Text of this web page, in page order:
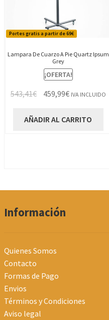
Portes gratis a partir de 69€
Lampara De Cuarzo A Pie Quartz Ipsum
Grey
¡OFERTA!
543,41€ El
original
459,99€El
actual
IVA INCLUIDO
AÑADIR AL CARRITO
Información
Quienes Somos
Contacto
Formas de Pago
Envios
Términos y Condiciones
Aviso legal